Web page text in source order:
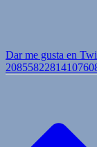
Dar me gusta en